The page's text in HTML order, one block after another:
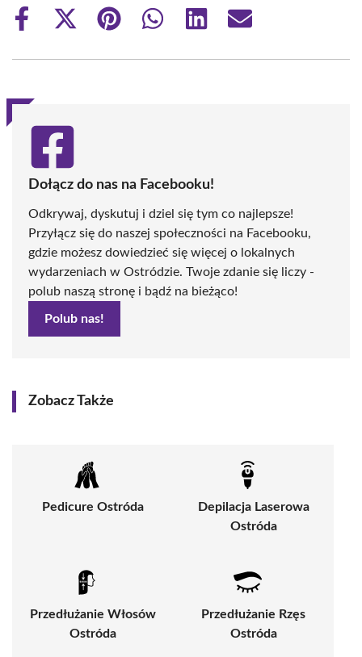
Share
Share
(Twitter)
Share
Share
Share
Share
Dołącz do nas na Facebooku!
Odkrywaj, dyskutuj i dziel się tym co najlepsze!
Przyłącz się do naszej społeczności na Facebooku,
gdzie możesz dowiedzieć się więcej o lokalnych
wydarzeniach w Ostródzie. Twoje zdanie się liczy -
polub naszą stronę i bądź na bieżąco!
Polub nas!
Zobacz Także
Pedicure Ostróda
Depilacja Laserowa
Ostróda
Przedłużanie Włosów
Ostróda
Przedłużanie Rzęs
Ostróda